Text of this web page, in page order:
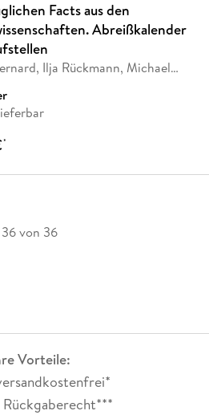
Facts aus den
Abreißkalender
Ilja Rückmann, Michael
*
36 von 36
Vorteile:
Rückgaberecht***